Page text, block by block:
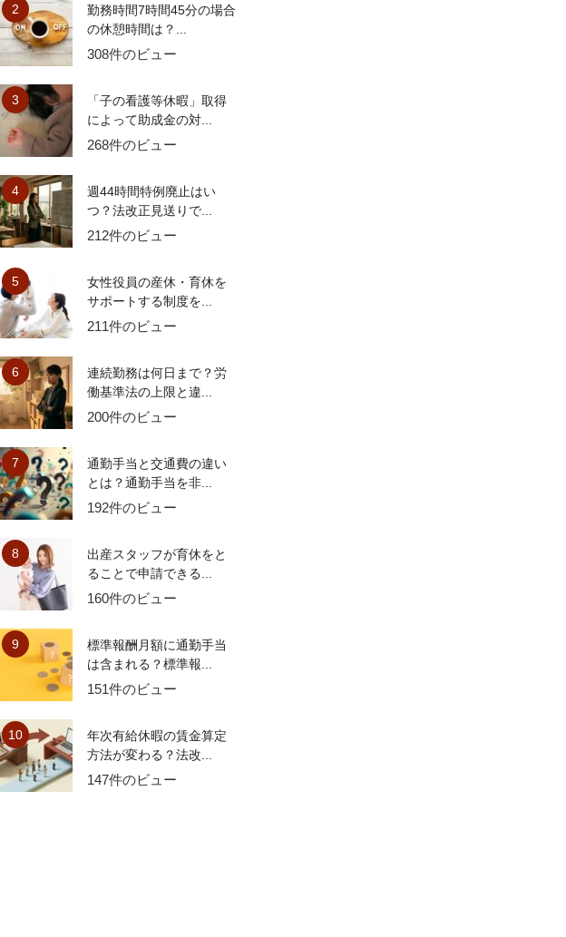
勤務時間7時間45分の場合
の休憩時間は？...
308件のビュー
「子の看護等休暇」取得
によって助成金の対...
268件のビュー
週44時間特例廃止はい
つ？法改正見送りで...
212件のビュー
女性役員の産休・育休を
サポートする制度を...
211件のビュー
連続勤務は何日まで？労
働基準法の上限と違...
200件のビュー
通勤手当と交通費の違い
とは？通勤手当を非...
192件のビュー
出産スタッフが育休をと
ることで申請できる...
160件のビュー
標準報酬月額に通勤手当
は含まれる？標準報...
151件のビュー
年次有給休暇の賃金算定
方法が変わる？法改...
147件のビュー